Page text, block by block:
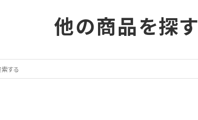
他の商品を探す